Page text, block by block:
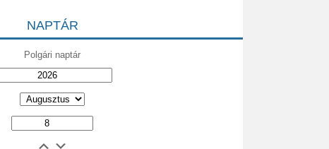
NAPTÁR
Polgári naptár